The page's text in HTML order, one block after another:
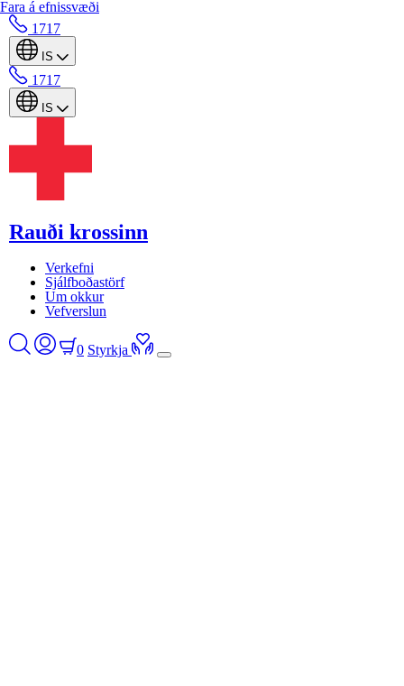
Fara á efnissvæði
1717
IS
1717
IS
Rauði krossinn
Verkefni
Sjálfboðastörf
Um okkur
Vefverslun
0 Styrkja